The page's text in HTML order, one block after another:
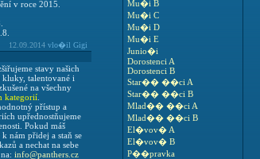
v roce 2015.
12.09.2014 vlo�il Gigi
stavy našich
talentované i
na všechny
kategorií
přístup a
upřednostňujeme
Pokud máš
nám přidej a staň se
a nechat na sebe
info@panthers.cz
Mu�i B
Mu�i C
Mu�i D
Mu�i E
Junio�i
Dorostenci A
Dorostenci B
Star�� ��ci A
Star�� ��ci B
Mlad�� ��ci A
Mlad�� ��ci B
El�vov� A
El�vov� B
P��pravka